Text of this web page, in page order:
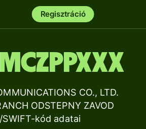
Regisztráció
CO., LTD.
ODSTEPNY ZAVOD
SWIFT-kód adatai